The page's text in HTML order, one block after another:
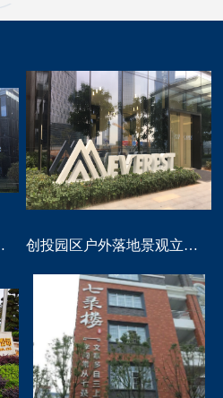
识制作 创投园区户外落地景观立体字大型标识制作